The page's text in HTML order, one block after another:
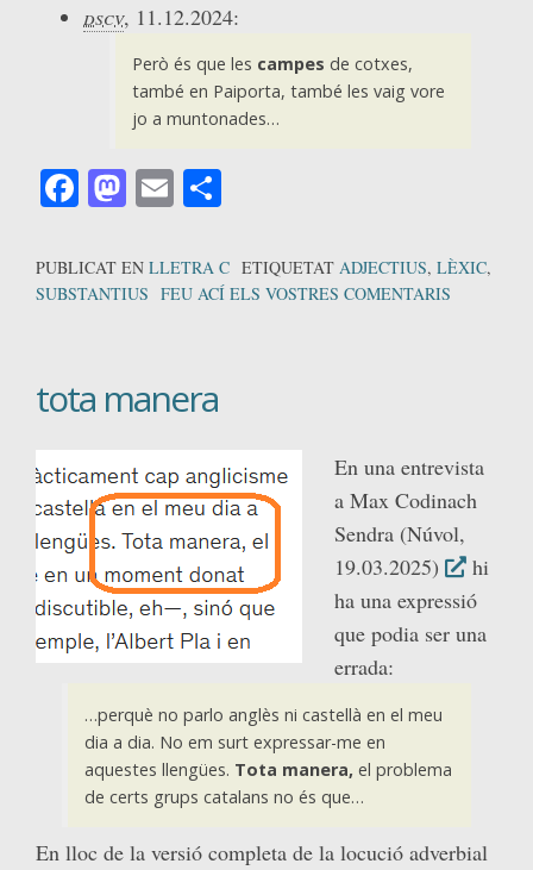
dscv, 11.12.2024:
Però és que les campes de cotxes,
també en Paiporta, també les vaig vore
jo a muntonades…
Facebook
Mastodon
Email
PUBLICAT EN LLETRA C ETIQUETAT ADJECTIUS, LÈXIC,
SUBSTANTIUS FEU ACÍ ELS VOSTRES COMENTARIS
tota manera
En una entrevista
a Max Codinach
Sendra (Núvol,
19.03.2025)
hi
ha una expressió
que podia ser una
errada:
…perquè no parlo anglès ni castellà en el meu
dia a dia. No em surt expressar-me en
aquestes llengües. Tota manera, el problema
de certs grups catalans no és que…
En lloc de la versió completa de la locució adverbial